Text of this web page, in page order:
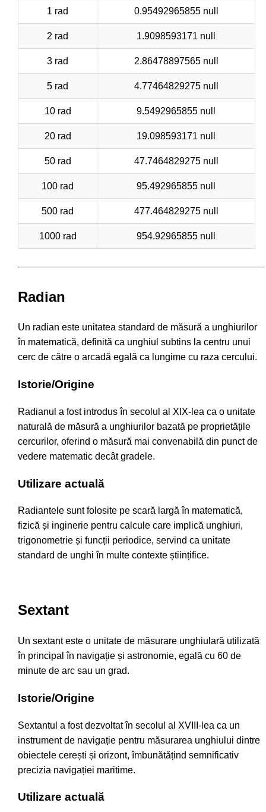
1 rad 0.95492965855 null
2 rad 1.9098593171 null
3 rad 2.86478897565 null
5 rad 4.77464829275 null
10 rad 9.5492965855 null
20 rad 19.098593171 null
50 rad 47.7464829275 null
100 rad 95.492965855 null
500 rad 477.464829275 null
1000 rad 954.92965855 null
Radian
Un radian este unitatea standard de măsură a unghiurilor
în matematică, definită ca unghiul subtins la centru unui
cerc de către o arcadă egală ca lungime cu raza cercului.
Istorie/Origine
Radianul a fost introdus în secolul al XIX-lea ca o unitate
naturală de măsură a unghiurilor bazată pe proprietățile
cercurilor, oferind o măsură mai convenabilă din punct de
vedere matematic decât gradele.
Utilizare actuală
Radiantele sunt folosite pe scară largă în matematică,
fizică și inginerie pentru calcule care implică unghiuri,
trigonometrie și funcții periodice, servind ca unitate
standard de unghi în multe contexte științifice.
Sextant
Un sextant este o unitate de măsurare unghiulară utilizată
în principal în navigație și astronomie, egală cu 60 de
minute de arc sau un grad.
Istorie/Origine
Sextantul a fost dezvoltat în secolul al XVIII-lea ca un
instrument de navigație pentru măsurarea unghiului dintre
obiectele cerești și orizont, îmbunătățind semnificativ
precizia navigației maritime.
Utilizare actuală